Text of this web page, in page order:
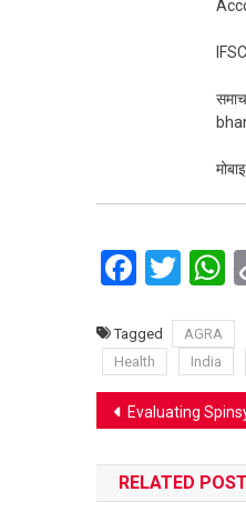
Tagged AGRA
Health
India
Post
Evaluating Spinsy Casino Mobile App: Uitgebreide Review
RELATED